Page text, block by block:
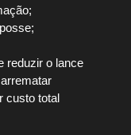
reduzir o lance
custo total